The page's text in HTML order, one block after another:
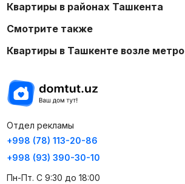
Квартиры в районах Ташкента
Смотрите также
Квартиры в Ташкенте возле метро
Отдел рекламы
+998 (78) 113-20-86
+998 (93) 390-30-10
Пн-Пт. С 9:30 до 18:00